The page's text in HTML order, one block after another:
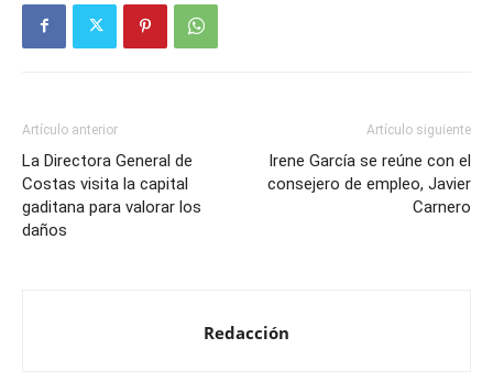
Artículo anterior
La Directora General de
Costas visita la capital
gaditana para valorar los
daños
Artículo siguiente
Irene García se reúne con el
consejero de empleo, Javier
Carnero
Redacción